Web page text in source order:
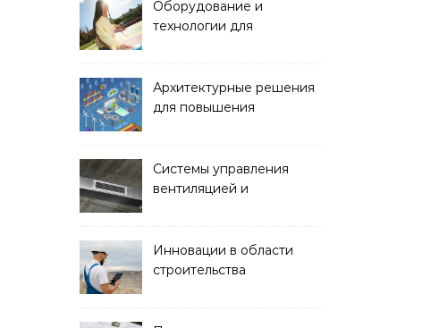
Оборудование и
технологии для
Архитектурные решения
для повышения
Системы управления
вентиляцией и
Инновации в области
строительства